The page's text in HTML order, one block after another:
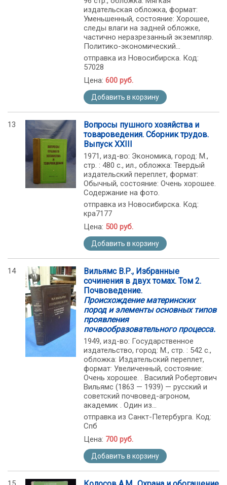
издательская обложка, формат:
Уменьшенный, состояние: Хорошее,
следы влаги на задней обложке,
частично неразрезанный экземпляр.
Политико-экономический...
отправка из Новосибирска. Код:
57028
Цена: 600 руб.
Добавить в корзину
13
Вопросы пушного хозяйства и
товароведения. Сборник трудов.
Выпуск XXIII
1971, изд-во: Экономика, город: М.,
стр. : 480 с., ил., обложка: Твердый
издательский переплет, формат:
Обычный, состояние: Очень хорошее.
Содержание на фото.
отправка из Новосибирска. Код:
кра7177
Цена: 500 руб.
Добавить в корзину
14
Вильямс В.Р., Избранные
сочинения в двух томах. Том 2.
Почвоведение.
Происхождение материнских
пород и элементы основных типов
проявления
почвообразовательного процесса.
1949, изд-во: Государственное
издательство, город: М., стр. : 542 с.,
обложка: Издательский переплет,
формат: Увеличенный, состояние:
Очень хорошее. . Василий Робертович
Вильямс (1863 — 1939) — русский и
советский почвовед-агроном,
академик . Один из...
отправка из Санкт-Петербурга. Код:
Спб
Цена: 700 руб.
Добавить в корзину